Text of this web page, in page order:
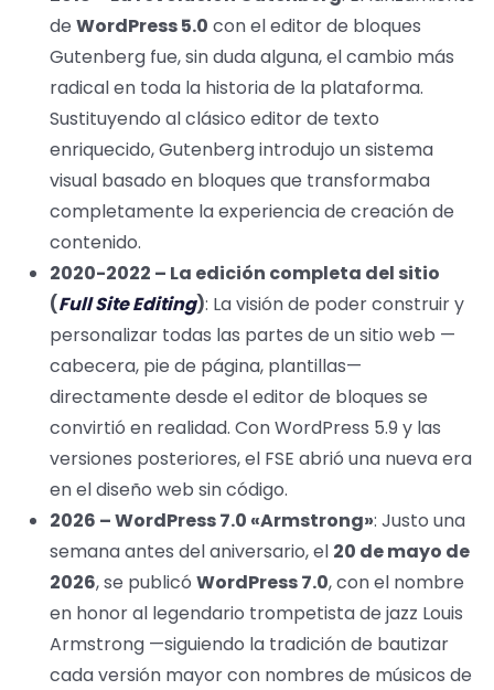
de WordPress 5.0 con el editor de bloques
Gutenberg fue, sin duda alguna, el cambio más
radical en toda la historia de la plataforma.
Sustituyendo al clásico editor de texto
enriquecido, Gutenberg introdujo un sistema
visual basado en bloques que transformaba
completamente la experiencia de creación de
contenido.
2020-2022 – La edición completa del sitio
(Full Site Editing): La visión de poder construir y
personalizar todas las partes de un sitio web —
cabecera, pie de página, plantillas—
directamente desde el editor de bloques se
convirtió en realidad. Con WordPress 5.9 y las
versiones posteriores, el FSE abrió una nueva era
en el diseño web sin código.
2026 – WordPress 7.0 «Armstrong»: Justo una
semana antes del aniversario, el 20 de mayo de
2026, se publicó WordPress 7.0, con el nombre
en honor al legendario trompetista de jazz Louis
Armstrong —siguiendo la tradición de bautizar
cada versión mayor con nombres de músicos de